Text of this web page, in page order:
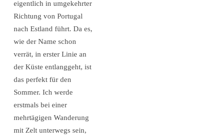
eigentlich in umgekehrter
Richtung von Portugal
nach Estland führt. Da es,
wie der Name schon
verrät, in erster Linie an
der Küste entlanggeht, ist
das perfekt für den
Sommer. Ich werde
erstmals bei einer
mehrtägigen Wanderung
mit Zelt unterwegs sein,